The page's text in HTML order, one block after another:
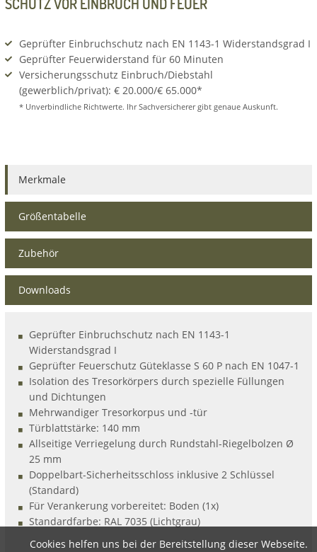
SCHUTZ VOR EINBRUCH UND FEUER
Geprüfter Einbruchschutz nach EN 1143-1 Widerstandsgrad I
Geprüfter Feuerwiderstand für 60 Minuten
Versicherungsschutz Einbruch/Diebstahl
(gewerblich/privat): € 20.000/€ 65.000*
* Unverbindliche Richtwerte. Ihr Sachversicherer gibt genaue Auskunft.
Merkmale
Größentabelle
Zubehör
Downloads
Geprüfter Einbruchschutz nach EN 1143-1
Widerstandsgrad I
Geprüfter Feuerschutz Güteklasse S 60 P nach EN 1047-1
Isolation des Tresorkörpers durch spezielle Füllungen
und Dichtungen
Mehrwandiger Tresorkorpus und -tür
Türblattstärke: 140 mm
Allseitige Verriegelung durch Rundstahl-Riegelbolzen Ø
25 mm
Doppelbart-Sicherheitsschloss inklusive 2 Schlüssel
(Standard)
Für Verankerung vorbereitet: Boden (1x)
Standardfarbe: RAL 7035 (Lichtgrau)
Cookies helfen uns bei der Bereitstellung dieser Webseite.